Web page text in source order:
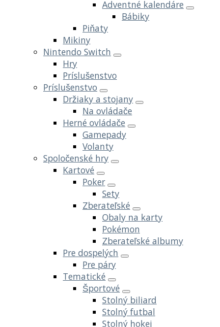
Adventné kalendáre
Bábiky
Piňaty
Mikiny
Nintendo Switch
Hry
Príslušenstvo
Príslušenstvo
Držiaky a stojany
Na ovládače
Herné ovládače
Gamepady
Volanty
Spoločenské hry
Kartové
Poker
Sety
Zberateľské
Obaly na karty
Pokémon
Zberateľské albumy
Pre dospelých
Pre páry
Tematické
Športové
Stolný biliard
Stolný futbal
Stolný hokej